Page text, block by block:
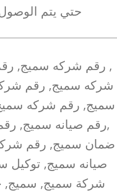
حتي يتم
, رقم شركه سميج,
شركه سميج, رقم
سميج, رقم شركه
,رقم صيانه سميج,
ضمان سميج, رقم
صيانه سميج,
شركة سميج, سميج,